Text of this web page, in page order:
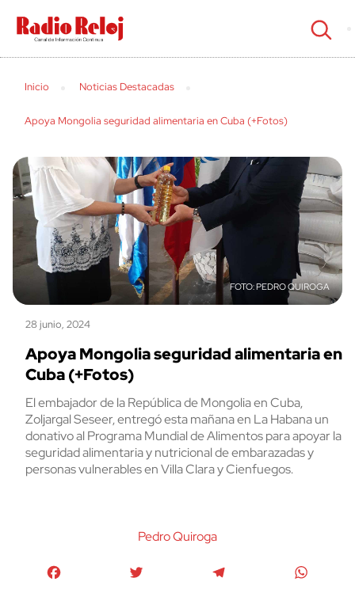
cerrar
Inicio Noticias Destacadas
Apoya Mongolia seguridad alimentaria en Cuba (+Fotos)
PEDRO QUIROGA
28 junio, 2024
Apoya Mongolia seguridad alimentaria en
Cuba (+Fotos)
El embajador de la República de Mongolia en Cuba,
Zoljargal Seseer, entregó esta mañana en La Habana un
donativo al Programa Mundial de Alimentos para apoyar la
seguridad alimentaria y nutricional de embarazadas y
personas vulnerables en Villa Clara y Cienfuegos.
Pedro Quiroga